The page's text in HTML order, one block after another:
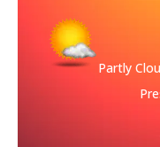
Partly